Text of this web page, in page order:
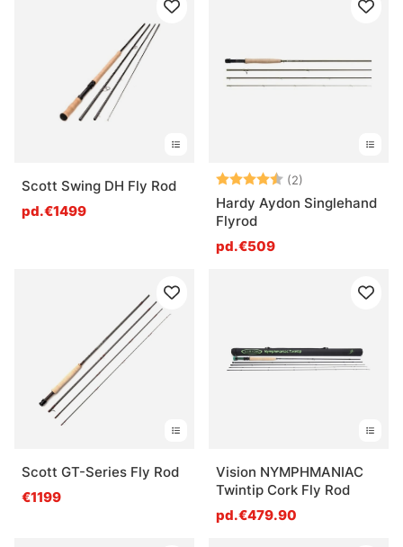
Scott Swing DH Fly Rod
pd.€1499
Note: (2)
Hardy Aydon Singlehand
Flyrod
pd.€509
Scott GT-Series Fly Rod
€1199
Vision NYMPHMANIAC
Twintip Cork Fly Rod
pd.€479.90